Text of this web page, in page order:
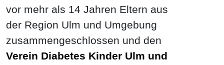
vor mehr als 14 Jahren Eltern aus
der Region Ulm und Umgebung
zusammengeschlossen und den
Verein Diabetes Kinder Ulm und